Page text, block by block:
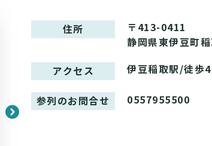
住所
〒413-0411
静岡県東伊豆町
アクセス 伊豆稲取駅/徒歩
参列のお問合せ 0557955500